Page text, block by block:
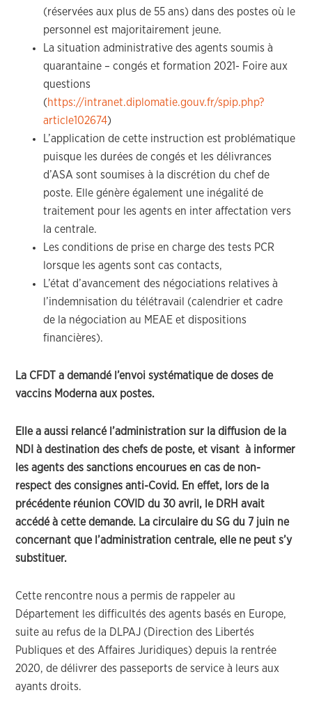
(réservées aux plus de 55 ans) dans des postes où le
personnel est majoritairement jeune.
La situation administrative des agents soumis à
quarantaine – congés et formation 2021- Foire aux
questions
(https://intranet.diplomatie.gouv.fr/spip.php?
article102674)
L’application de cette instruction est problématique
puisque les durées de congés et les délivrances
d’ASA sont soumises à la discrétion du chef de
poste. Elle génère également une inégalité de
traitement pour les agents en inter affectation vers
la centrale.
Les conditions de prise en charge des tests PCR
lorsque les agents sont cas contacts,
L’état d’avancement des négociations relatives à
l’indemnisation du télétravail (calendrier et cadre
de la négociation au MEAE et dispositions
financières).
La CFDT a demandé l’envoi systématique de doses de
vaccins Moderna aux postes.
Elle a aussi relancé l’administration sur la diffusion de la
NDI à destination des chefs de poste, et visant à informer
les agents des sanctions encourues en cas de non-
respect des consignes anti-Covid. En effet, lors de la
précédente réunion COVID du 30 avril, le DRH avait
accédé à cette demande. La circulaire du SG du 7 juin ne
concernant que l’administration centrale, elle ne peut s’y
substituer.
Cette rencontre nous a permis de rappeler au
Département les difficultés des agents basés en Europe,
suite au refus de la DLPAJ (Direction des Libertés
Publiques et des Affaires Juridiques) depuis la rentrée
2020, de délivrer des passeports de service à leurs aux
ayants droits.